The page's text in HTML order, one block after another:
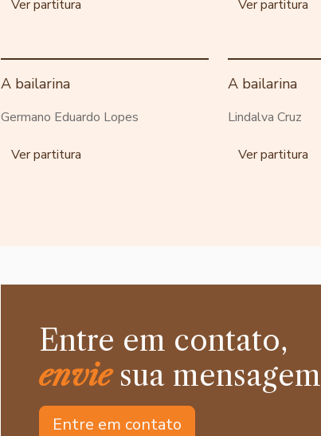
Ver partitura Ver partitura
A bailarina
Germano Eduardo Lopes
Ver partitura
A bailarina
Lindalva Cruz
Ver partitura
Entre em contato,
enviesua mensagem
Entre em contato